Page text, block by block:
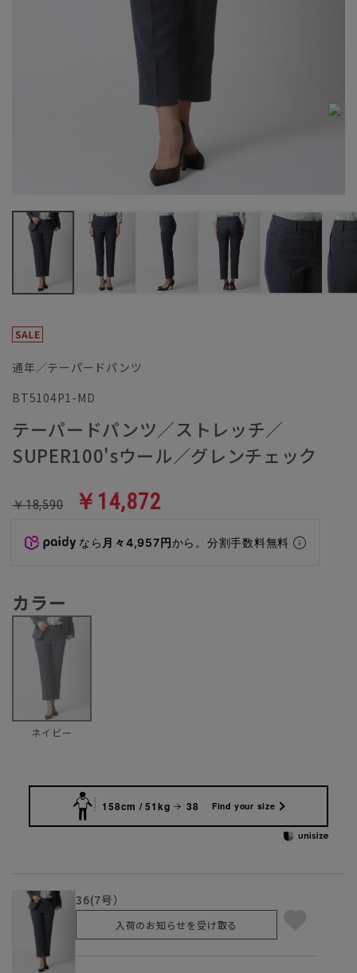
通年／テーパードパンツ
BT5104P1-MD
テーパードパンツ／ストレッチ／
SUPER100'sウール／グレンチェック
￥18,590 ￥14,872
なら 月々4,957円から。分割手数料無料
カラー
ネイビー
158cm / 51kg 38 Find your size
36(7号）
入荷のお知らせを受け取る